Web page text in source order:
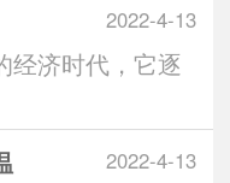
2022-4-13
经济时代，它逐
2022-4-13